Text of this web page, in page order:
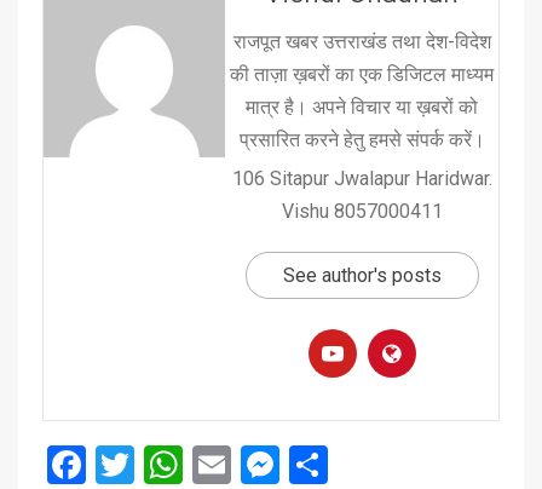
राजपूत खबर उत्तराखंड तथा देश-विदेश
की ताज़ा ख़बरों का एक डिजिटल माध्यम
मात्र है। अपने विचार या ख़बरों को
प्रसारित करने हेतु हमसे संपर्क करें।
106 Sitapur Jwalapur Haridwar.
Vishu 8057000411
See author's posts
Facebook
Twitter
WhatsApp
EmailMessenger